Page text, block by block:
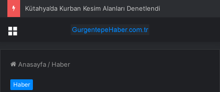
Menü
Anasayfa / Haber
Haber